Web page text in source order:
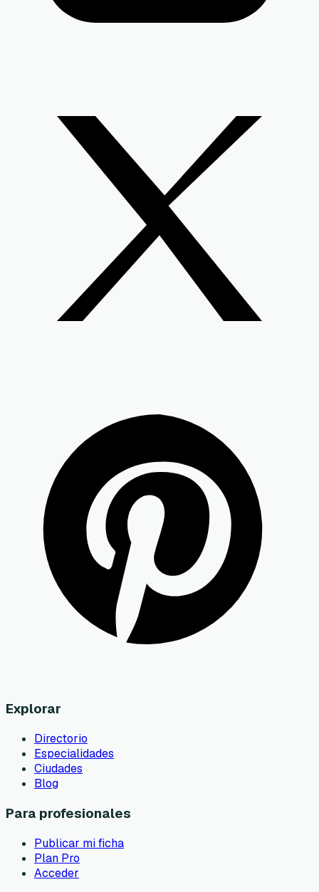
Explorar
Directorio
Especialidades
Ciudades
Blog
Para profesionales
Publicar mi ficha
Plan Pro
Acceder